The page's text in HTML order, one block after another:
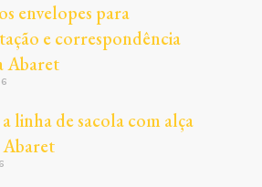
envelopes para
e correspondência
Abaret
linha de sacola com alça
Abaret